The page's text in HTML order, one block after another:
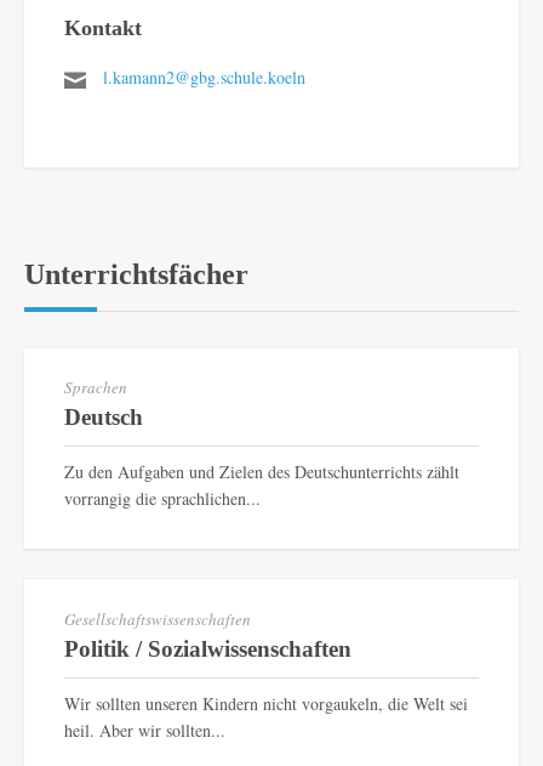
Kontakt
l.kamann2@gbg.schule.koeln
Unterrichtsfächer
Sprachen
Deutsch
Zu den Aufgaben und Zielen des Deutschunterrichts zählt
vorrangig die sprachlichen...
Gesellschaftswissenschaften
Politik / Sozialwissenschaften
Wir sollten unseren Kindern nicht vorgaukeln, die Welt sei
heil. Aber wir sollten...